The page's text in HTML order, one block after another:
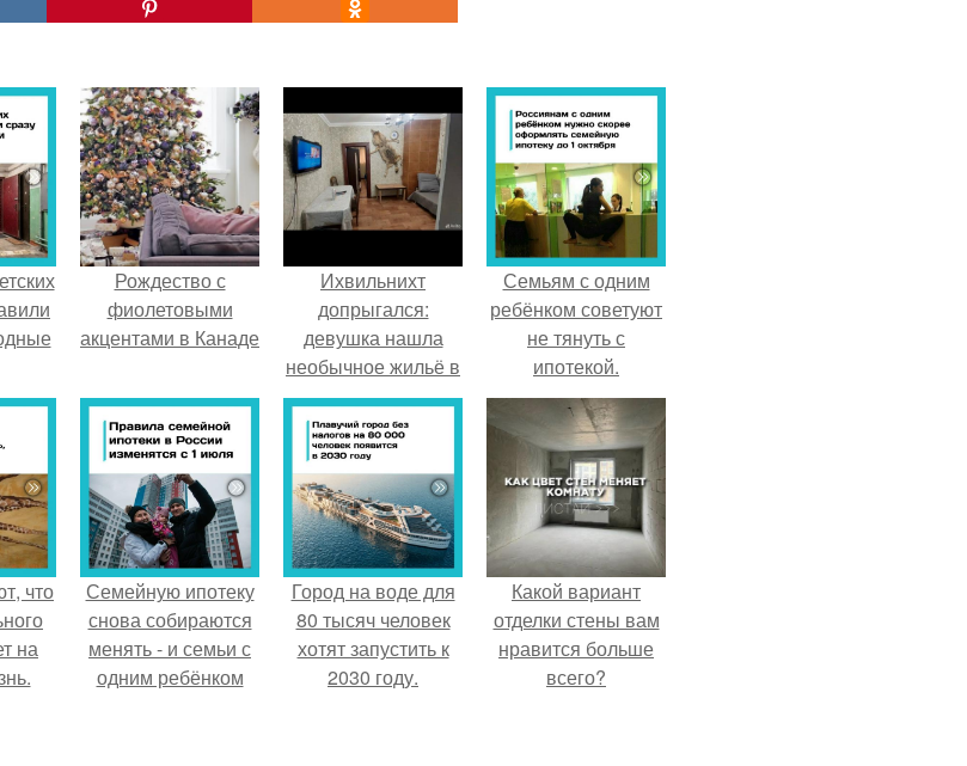
Рождество с
фиолетовыми
акцентами в Канаде
Ихвильнихт
допрыгался:
девушка нашла
необычное жильё в
Пятигорске.
Семьям с одним
ребёнком советуют
не тянуть с
ипотекой.
что
на
Семейную ипотеку
снова собираются
менять - и семьи с
одним ребёнком
Город на воде для
80 тысяч человек
хотят запустить к
2030 году.
Какой вариант
отделки стены вам
нравится больше
всего?